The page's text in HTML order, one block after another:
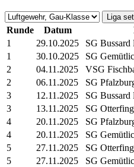
Runde Datum
1
29.10.2025 SG
1
30.10.2025 SG
2
04.11.2025 VSG
2
06.11.2025 SG
3
12.11.2025 SG
3
13.11.2025 SG
4
20.11.2025 SG
4
20.11.2025 SG
5
27.11.2025 SG
5
27.11.2025 SG